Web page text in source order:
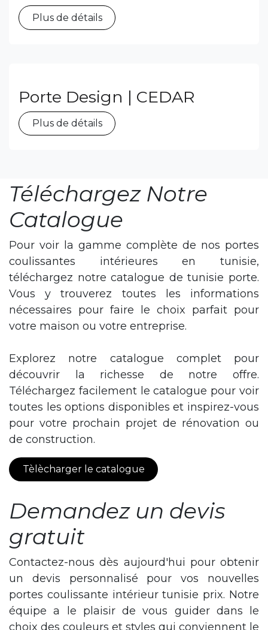
Porte Design | SAND
Plus de détails
Porte Design | TARSIE
Plus de détails
Porte Design | CEDAR
Plus de détails
Téléchargez Notre
Catalogue
Pour voir la gamme complète de nos portes
coulissantes intérieures en tunisie,